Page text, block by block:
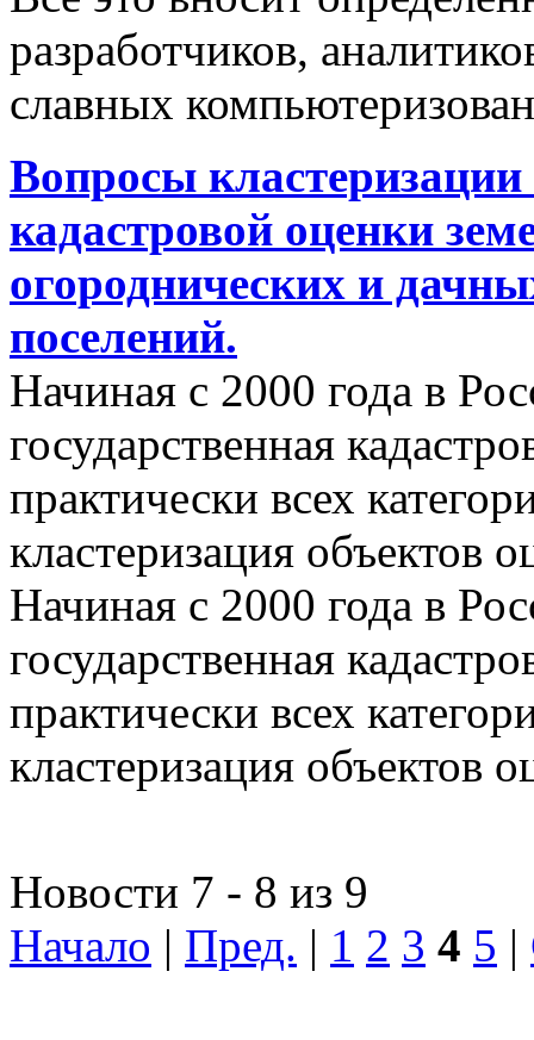
разработчиков,
славных
Вопросы кластеризации
кадастровой оценки
огороднических и
поселений.
Начиная с 2000 года в
государственная
практически всех
кластеризация объектов
Начиная с 2000 года в
государственная
практически всех
кластеризация объектов
Новости 7 - 8 из 9
Начало | Пред. | 1 2 3 4 5 |